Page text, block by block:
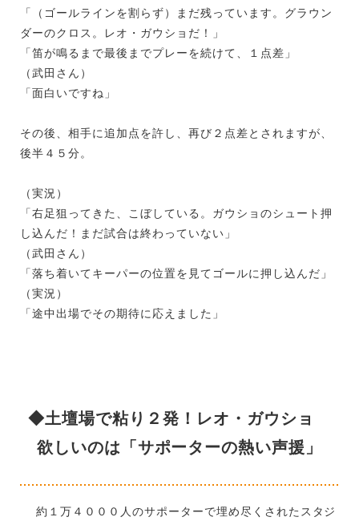
「（ゴールラインを割らず）まだ残っています。グラウン
ダーのクロス。レオ・ガウショだ！」
「笛が鳴るまで最後までプレーを続けて、１点差」
（武田さん）
「面白いですね」
その後、相手に追加点を許し、再び２点差とされますが、
後半４５分。
（実況）
「右足狙ってきた、こぼしている。ガウショのシュート押
し込んだ！まだ試合は終わっていない」
（武田さん）
「落ち着いてキーパーの位置を見てゴールに押し込んだ」
（実況）
「途中出場でその期待に応えました」
◆土壇場で粘り２発！レオ・ガウショ
欲しいのは「サポーターの熱い声援」
約１万４０００人のサポーターで埋め尽くされたスタジ